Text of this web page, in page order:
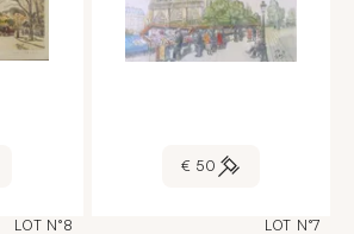
50 €
LOT N°7
LOT N°8